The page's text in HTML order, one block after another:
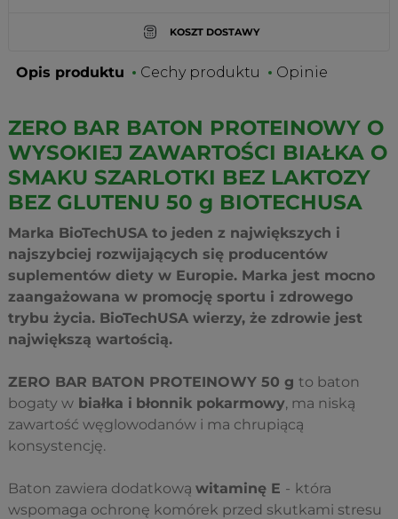
KOSZT DOSTAWY
Opis produktu Cechy produktu Opinie
ZERO BAR BATON PROTEINOWY O
WYSOKIEJ ZAWARTOŚCI BIAŁKA O
SMAKU SZARLOTKI BEZ LAKTOZY
BEZ GLUTENU 50 g BIOTECHUSA
Marka BioTechUSA to jeden z największych i
najszybciej rozwijających się producentów
suplementów diety w Europie. Marka jest mocno
zaangażowana w promocję sportu i zdrowego
trybu życia. BioTechUSA wierzy, że zdrowie jest
największą wartością.
ZERO BAR BATON PROTEINOWY 50 g to baton
bogaty w białka i błonnik pokarmowy, ma niską
zawartość węglowodanów i ma chrupiącą
konsystencję.
Baton zawiera dodatkową witaminę E - która
wspomaga ochronę komórek przed skutkami stresu